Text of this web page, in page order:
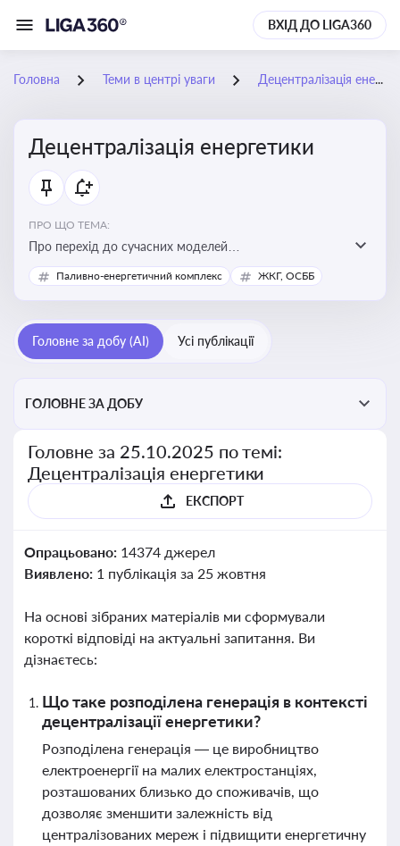
ВХІД ДО LIGA360
Головна Теми в центрі уваги Децентралізація енергетики
Децентралізація енергетики
ПРО ЩО ТЕМА:
Про перехід до сучасних моделей
енергозабезпечення, де виробництво електроенергії
здійснюється ближче до споживача. Це важливо для
втрат при транспортуванні енергії та стимулювання
розвитку відновлюваних джерел
Паливно-енергетичний комплекс ЖКГ, ОСББ
Головне за добу (AI) Усі публікації
ГОЛОВНЕ ЗА ДОБУ
Головне за 25.10.2025 по темі:
Децентралізація енергетики
ЕКСПОРТ
Опрацьовано: 14374 джерел
Виявлено: 1 публікація за 25 жовтня
На основі зібраних матеріалів ми сформували
короткі відповіді на актуальні запитання. Ви
дізнаєтесь:
Що таке розподілена генерація в контексті
децентралізації енергетики?
Розподілена генерація — це виробництво
електроенергії на малих електростанціях,
розташованих близько до споживачів, що
дозволяє зменшити залежність від
централізованих мереж і підвищити енергетичну